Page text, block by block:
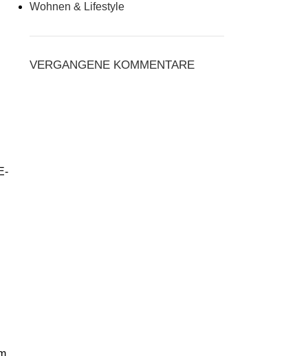
Wohnen & Lifestyle
VERGANGENE KOMMENTARE